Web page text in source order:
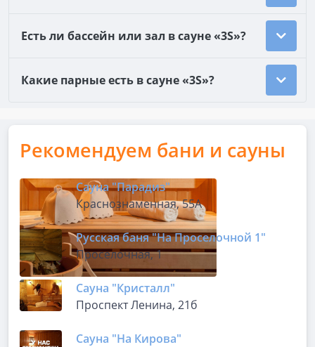
Есть ли бассейн или зал в сауне «3S»?
Какие парные есть в сауне «3S»?
Рекомендуем бани и сауны
Сауна "Парадиз"
Краснознаменная, 55А
Русская баня "На Проселочной 1"
Проселочная, 1
Сауна "Кристалл"
Проспект Ленина, 21б
Сауна "На Кирова"